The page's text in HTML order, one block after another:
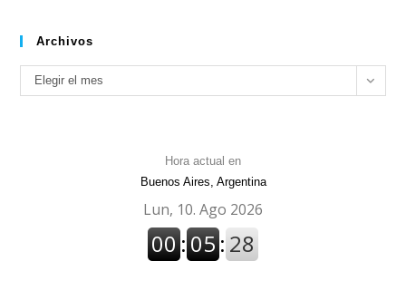
Archivos
Archivos
Elegir el mes
Hora actual en
Buenos Aires, Argentina